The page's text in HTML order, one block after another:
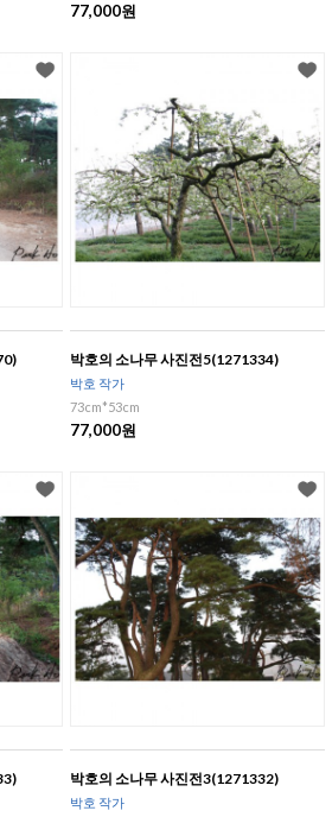
77,000원
박호의 소나무 사진전5(1271334)
박호 작가
73cm*53cm
77,000원
박호의 소나무 사진전3(1271332)
박호 작가